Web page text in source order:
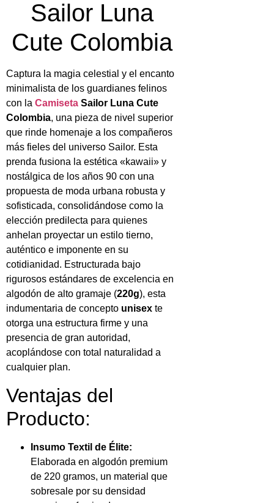
Sailor Luna
Cute Colombia
Captura la magia celestial y el encanto
minimalista de los guardianes felinos
con la Camiseta Sailor Luna Cute
Colombia, una pieza de nivel superior
que rinde homenaje a los compañeros
más fieles del universo Sailor. Esta
prenda fusiona la estética «kawaii» y
nostálgica de los años 90 con una
propuesta de moda urbana robusta y
sofisticada, consolidándose como la
elección predilecta para quienes
anhelan proyectar un estilo tierno,
auténtico e imponente en su
cotidianidad. Estructurada bajo
rigurosos estándares de excelencia en
algodón de alto gramaje (220g), esta
indumentaria de concepto unisex te
otorga una estructura firme y una
presencia de gran autoridad,
acoplándose con total naturalidad a
cualquier plan.
Ventajas del
Producto:
Insumo Textil de Élite:
Elaborada en algodón premium
de 220 gramos, un material que
sobresale por su densidad